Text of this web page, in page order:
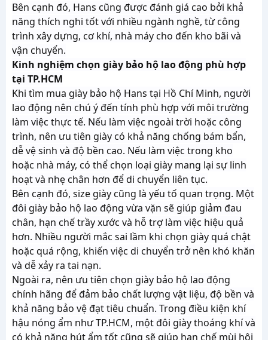
Bên cạnh đó, Hans cũng được đánh giá cao bởi khả
năng thích nghi tốt với nhiều ngành nghề, từ công
trình xây dựng, cơ khí, nhà máy cho đến kho bãi và
vận chuyển.
Kinh nghiệm chọn giày bảo hộ lao động phù hợp
tại TP.HCM
Khi tìm mua giày bảo hộ Hans tại Hồ Chí Minh, người
lao động nên chú ý đến tính phù hợp với môi trường
làm việc thực tế. Nếu làm việc ngoài trời hoặc công
trình, nên ưu tiên giày có khả năng chống bám bẩn,
dễ vệ sinh và độ bền cao. Nếu làm việc trong kho
hoặc nhà máy, có thể chọn loại giày mang lại sự linh
hoạt và nhẹ chân hơn để di chuyển liên tục.
Bên cạnh đó, size giày cũng là yếu tố quan trọng. Một
đôi giày bảo hộ lao động vừa vặn sẽ giúp giảm đau
chân, hạn chế trầy xước và hỗ trợ làm việc hiệu quả
hơn. Nhiều người mắc sai lầm khi chọn giày quá chật
hoặc quá rộng, khiến việc di chuyển trở nên khó khăn
và dễ xảy ra tai nạn.
Ngoài ra, nên ưu tiên chọn giày bảo hộ lao động
chính hãng để đảm bảo chất lượng vật liệu, độ bền và
khả năng bảo vệ đạt tiêu chuẩn. Trong điều kiện khí
hậu nóng ẩm như TP.HCM, một đôi giày thoáng khí và
có khả năng hút ẩm tốt cũng sẽ giúp hạn chế mùi hôi